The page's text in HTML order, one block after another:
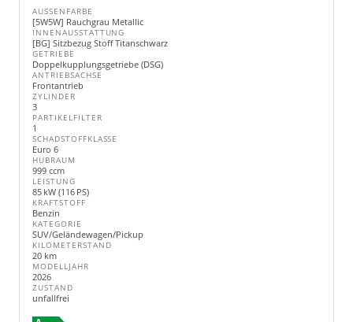
AUSSENFARBE
[5W5W] Rauchgrau Metallic
INNENAUSSTATTUNG
[BG] Sitzbezug Stoff Titanschwarz
GETRIEBE
Doppelkupplungsgetriebe (DSG)
ANTRIEBSACHSE
Frontantrieb
ZYLINDER
3
PARTIKELFILTER
1
SCHADSTOFFKLASSE
Euro 6
HUBRAUM
999 ccm
LEISTUNG
85 kW (116 PS)
KRAFTSTOFF
Benzin
KATEGORIE
SUV/Geländewagen/Pickup
KILOMETERSTAND
20 km
MODELLJAHR
2026
ZUSTAND
unfallfrei